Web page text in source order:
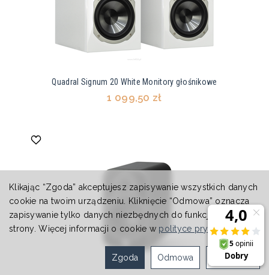
Quadral Signum 20 White Monitory głośnikowe
1 099,50 zł
Klikając “Zgoda” akceptujesz zapisywanie wszystkich danych
cookie na twoim urządzeniu. Kliknięcie “Odmowa” oznacza
zapisywanie tylko danych niezbędnych do funkcjonowania
strony. Więcej informacji o cookie w polityce prywatności.
Ustawienia
Odmowa
Zgoda